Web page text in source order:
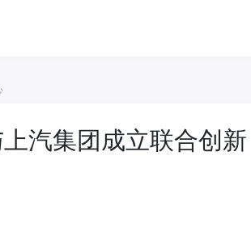
汽集团成立联合创新